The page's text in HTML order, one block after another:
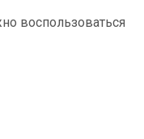
воспользоваться